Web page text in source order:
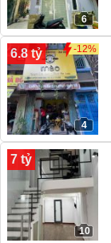
6
6.8 tỷ -12%
4
7 tỷ
10